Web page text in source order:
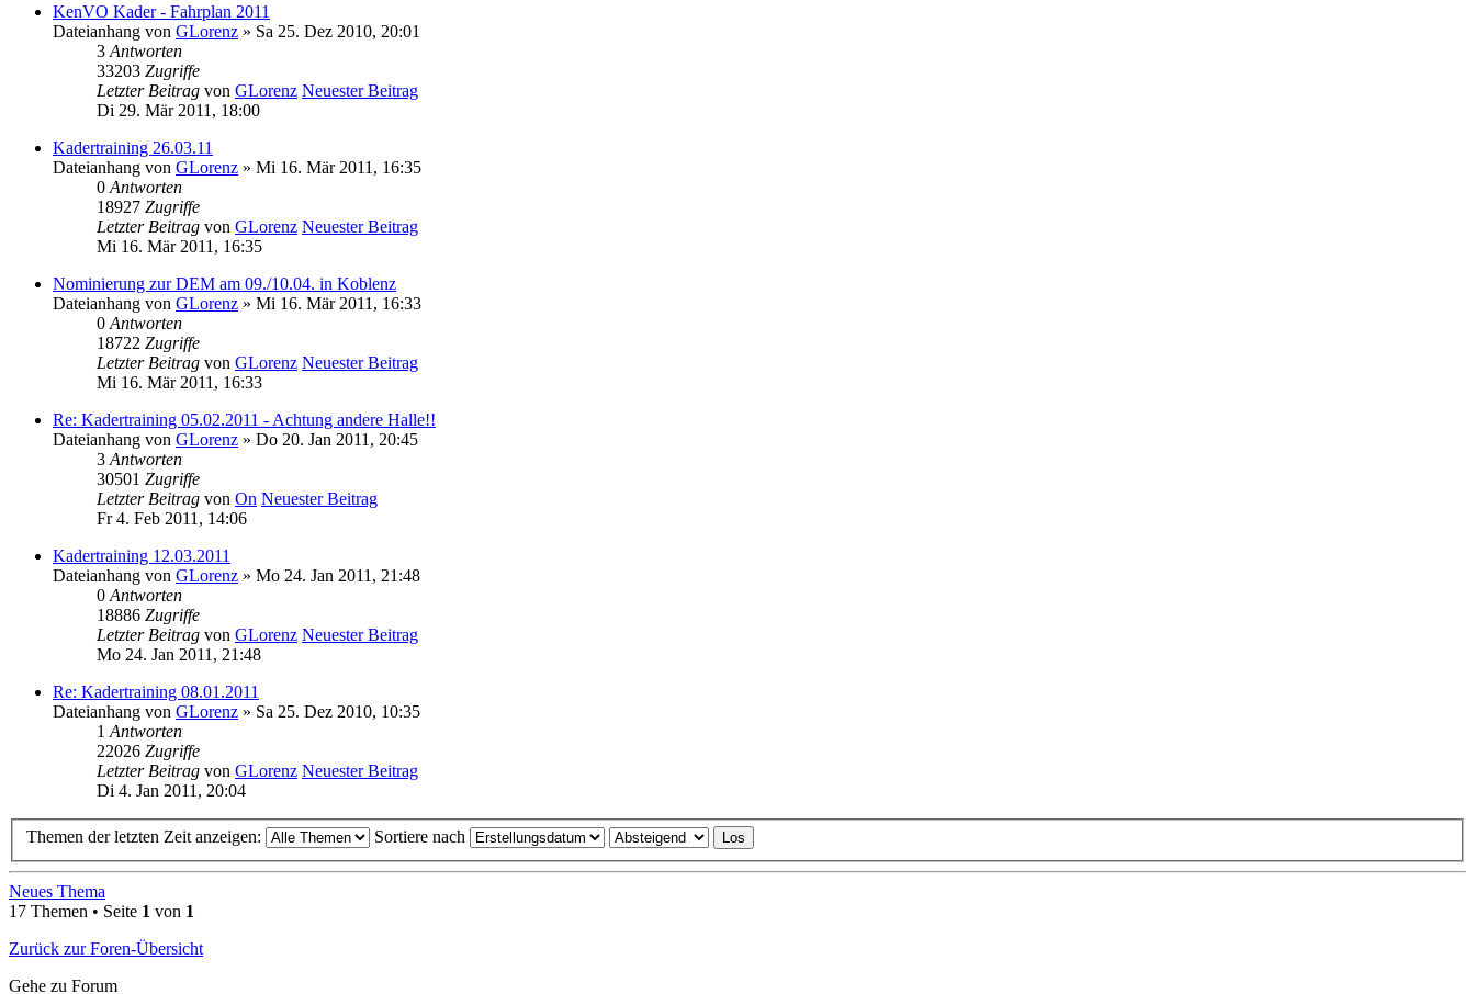
KenVO Kader - Fahrplan 2011
Dateianhang von GLorenz » Sa 25. Dez 2010, 20:01
3 Antworten
33203 Zugriffe
Letzter Beitrag von GLorenz Neuester Beitrag
Di 29. Mär 2011, 18:00
Kadertraining 26.03.11
Dateianhang von GLorenz » Mi 16. Mär 2011, 16:35
0 Antworten
18927 Zugriffe
Letzter Beitrag von GLorenz Neuester Beitrag
Mi 16. Mär 2011, 16:35
Nominierung zur DEM am 09./10.04. in Koblenz
Dateianhang von GLorenz » Mi 16. Mär 2011, 16:33
0 Antworten
18722 Zugriffe
Letzter Beitrag von GLorenz Neuester Beitrag
Mi 16. Mär 2011, 16:33
Re: Kadertraining 05.02.2011 - Achtung andere Halle!!
Dateianhang von GLorenz » Do 20. Jan 2011, 20:45
3 Antworten
30501 Zugriffe
Letzter Beitrag von On Neuester Beitrag
Fr 4. Feb 2011, 14:06
Kadertraining 12.03.2011
Dateianhang von GLorenz » Mo 24. Jan 2011, 21:48
0 Antworten
18886 Zugriffe
Letzter Beitrag von GLorenz Neuester Beitrag
Mo 24. Jan 2011, 21:48
Re: Kadertraining 08.01.2011
Dateianhang von GLorenz » Sa 25. Dez 2010, 10:35
1 Antworten
22026 Zugriffe
Letzter Beitrag von GLorenz Neuester Beitrag
Di 4. Jan 2011, 20:04
Themen der letzten Zeit anzeigen: Sortiere nach
Neues Thema
17 Themen • Seite 1 von 1
Zurück zur Foren-Übersicht
Gehe zu Forum